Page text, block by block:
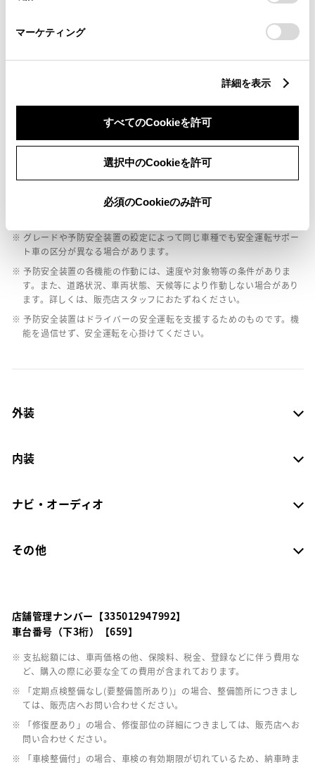
マーケティング
詳細を表示
すべてのCookieを許可
選択中のCookieを許可
必須のCookieのみ許可
バックモニター
※ グレードや予防安全装置の設定によって同じ車種でも安全運転サポー
ト車の区分が異なる場合があります。
※ 予防安全装置の各機能の作動には、速度や対象物等の条件がありま
す。また、道路状況、車両状態、天候等により作動しない場合があり
ます。詳しくは、販売店スタッフにおたずねください。
※ 予防安全装置はドライバーの安全運転を支援するためのものです。機
能を過信せず、安全運転を心掛けてください。
外装
内装
ナビ・オーディオ
その他
店舗管理ナンバー【335012947992】
車台番号（下3桁）【659】
※ 支払総額には、車両価格の他、保険料、税金、登録などに伴う費用な
ど、購入の際に必要な全ての費用が含まれております。
※ 「定期点検整備なし(要整備箇所あり)」の場合、整備箇所につきまし
ては、販売店へお問い合わせください。
※ 「修復歴あり」の場合、修復部位の詳細につきましては、販売店へお
問い合わせください。
※ 「車検整備付」の場合、車検の有効期限が切れているため、納車時ま